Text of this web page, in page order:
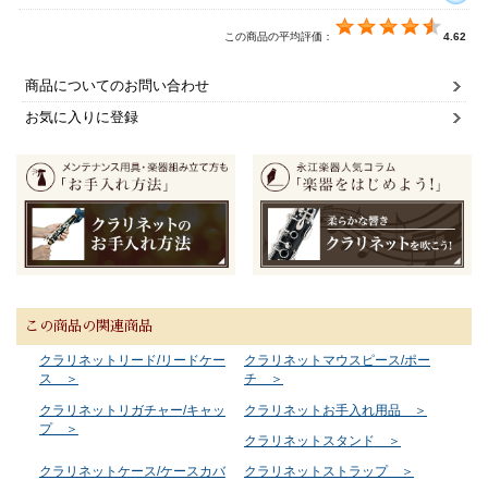
この商品の平均評価： 4.62
商品についてのお問い合わせ
お気に入りに登録
この商品の関連商品
クラリネットリード/リードケー
ス ＞
クラリネットマウスピース/ポー
チ ＞
クラリネットリガチャー/キャッ
プ ＞
クラリネットお手入れ用品 ＞
クラリネットスタンド ＞
クラリネットケース/ケースカバ
クラリネットストラップ ＞